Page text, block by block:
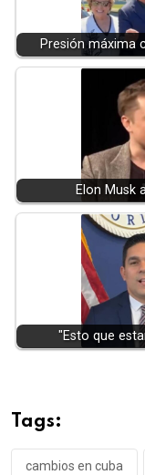
Presión máxima
Elon Musk
"Esto que
Tags:
cambios en cuba